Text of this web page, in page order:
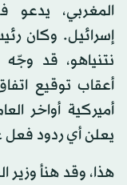
المغربي، يدعو
إسرائيل. وكان
نتنياهو، قد
أعقاب توقيع
أميركية أواخر
يعلن أي ردود
هذا، وقد هنأ وزير